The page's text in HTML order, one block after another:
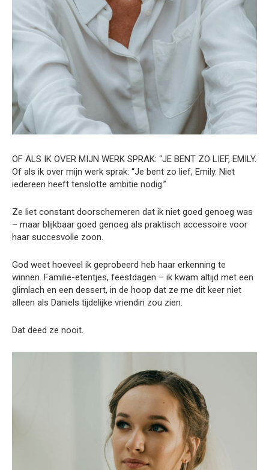
OF ALS IK OVER MIJN WERK SPRAK: “JE BENT ZO LIEF, EMILY.
Of als ik over mijn werk sprak: “Je bent zo lief, Emily. Niet
iedereen heeft tenslotte ambitie nodig.”
Ze liet constant doorschemeren dat ik niet goed genoeg was
– maar blijkbaar goed genoeg als praktisch accessoire voor
haar succesvolle zoon.
God weet hoeveel ik geprobeerd heb haar erkenning te
winnen. Familie-etentjes, feestdagen – ik kwam altijd met een
glimlach en een dessert, in de hoop dat ze me dit keer niet
alleen als Daniels tijdelijke vriendin zou zien.
Dat deed ze nooit.